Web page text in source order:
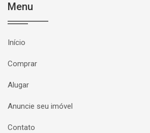
Menu
Início
Comprar
Alugar
Anuncie seu imóvel
Contato